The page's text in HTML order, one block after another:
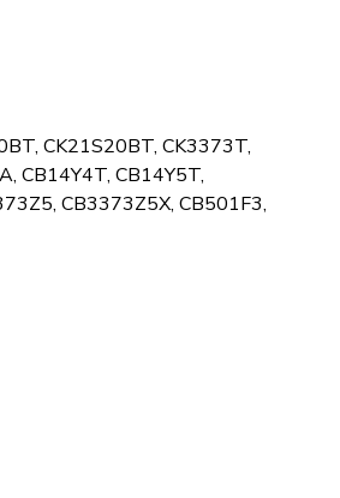
CK21S20BT, CK3373T,
CB14Y4T, CB14Y5T,
CB3373Z5X, CB501F3,